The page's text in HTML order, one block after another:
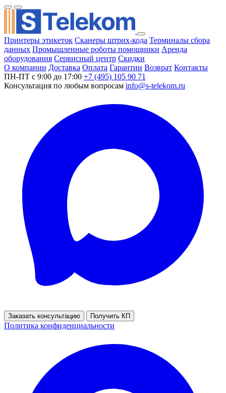
Принтеры этикеток Сканеры штрих-кода Терминалы сбора
данных Промышленные роботы помощники Аренда
оборудования Сервисный центр Скидки
О компании Доставка Оплата Гарантии Возврат Контакты
ПН-ПТ с 9:00 до 17:00 +7 (495) 105 90 71
Консультация по любым вопросам info@s-telekom.ru
Заказать консультацию Получить КП
Политика конфиденциальности